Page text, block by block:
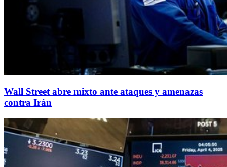
Wall Street abre mixto ante ataques y amenazas
contra Irán